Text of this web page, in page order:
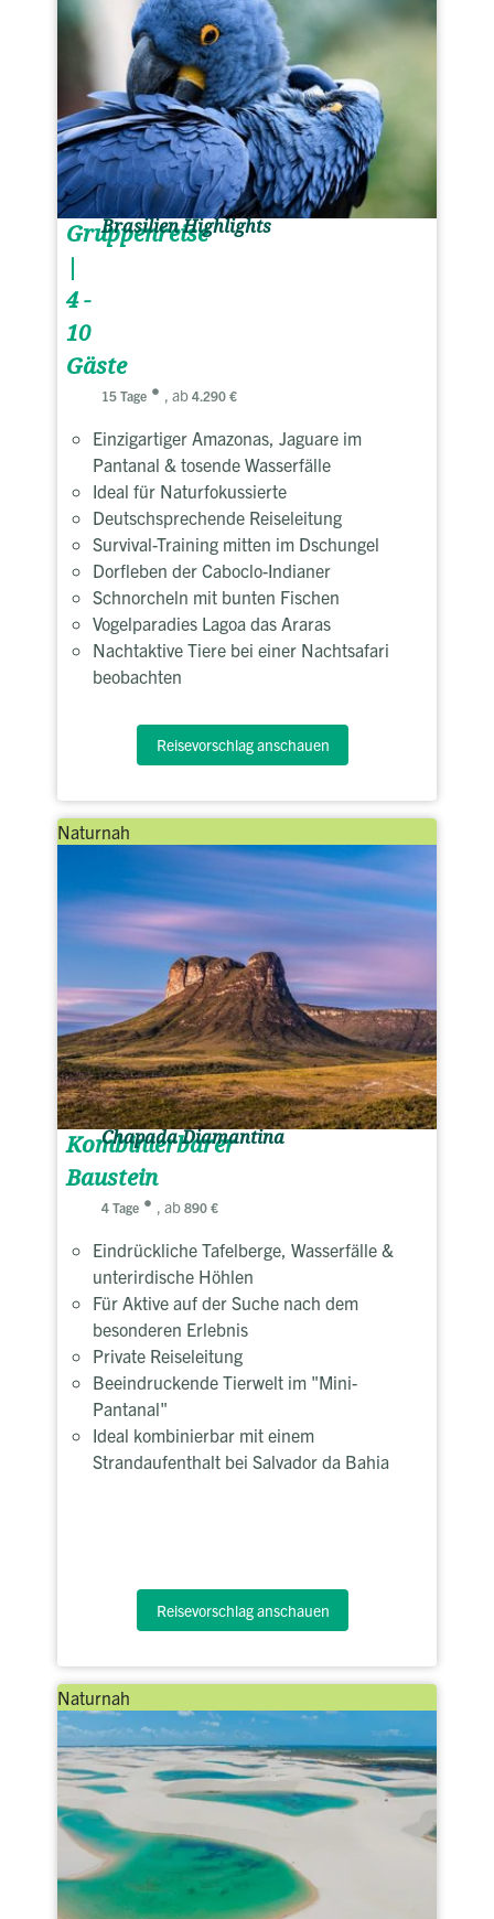
Gruppenreise
|
4 -
10
Gäste
Brasilien Highlights
15 Tage , ab 4.290 €
Einzigartiger Amazonas, Jaguare im
Pantanal & tosende Wasserfälle
Ideal für Naturfokussierte
Deutschsprechende Reiseleitung
Survival-Training mitten im Dschungel
Dorfleben der Caboclo-Indianer
Schnorcheln mit bunten Fischen
Vogelparadies Lagoa das Araras
Nachtaktive Tiere bei einer Nachtsafari
beobachten
Reisevorschlag anschauen
Naturnah
Kombinierbarer
Baustein
Chapada Diamantina
4 Tage , ab 890 €
Eindrückliche Tafelberge, Wasserfälle &
unterirdische Höhlen
Für Aktive auf der Suche nach dem
besonderen Erlebnis
Private Reiseleitung
Beeindruckende Tierwelt im "Mini-
Pantanal"
Ideal kombinierbar mit einem
Strandaufenthalt bei Salvador da Bahia
Reisevorschlag anschauen
Naturnah